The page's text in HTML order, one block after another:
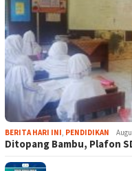
BERITA HARI INI, PENDIDIKAN
Ditopang Bambu, Plafon